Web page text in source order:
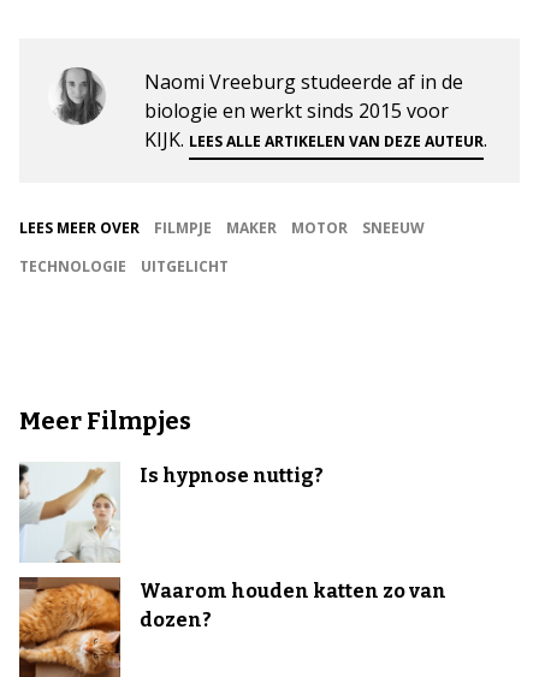
Naomi Vreeburg studeerde af in de
biologie en werkt sinds 2015 voor
KIJK. LEES ALLE ARTIKELEN VAN DEZE AUTEUR.
LEES MEER OVER FILMPJE MAKER MOTOR
SNEEUW
TECHNOLOGIE
UITGELICHT
Meer Filmpjes
Is hypnose nuttig?
Waarom houden katten zo van
dozen?